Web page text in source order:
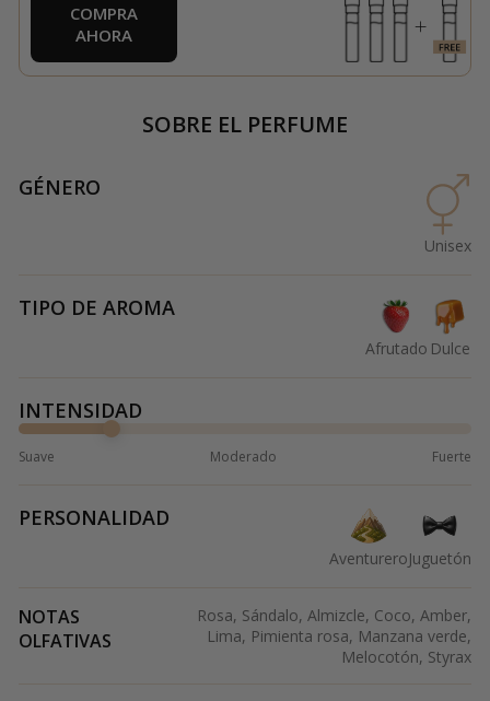
COMPRA
AHORA
SOBRE EL PERFUME
GÉNERO
Unisex
TIPO DE AROMA
Afrutado Dulce
INTENSIDAD
Suave Moderado Fuerte
PERSONALIDAD
AventureroJuguetón
NOTAS
OLFATIVAS
Rosa, Sándalo, Almizcle, Coco, Amber,
Lima, Pimienta rosa, Manzana verde,
Melocotón, Styrax